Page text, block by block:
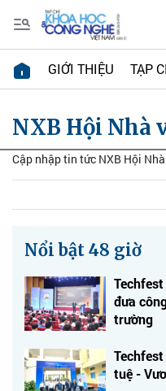
GIỚI THIỆU TẠP
NXB Hội Nhà
Cập nhập tin tức NXB Hội
Nổi bật 48 giờ
đưa
trường
tuệ -